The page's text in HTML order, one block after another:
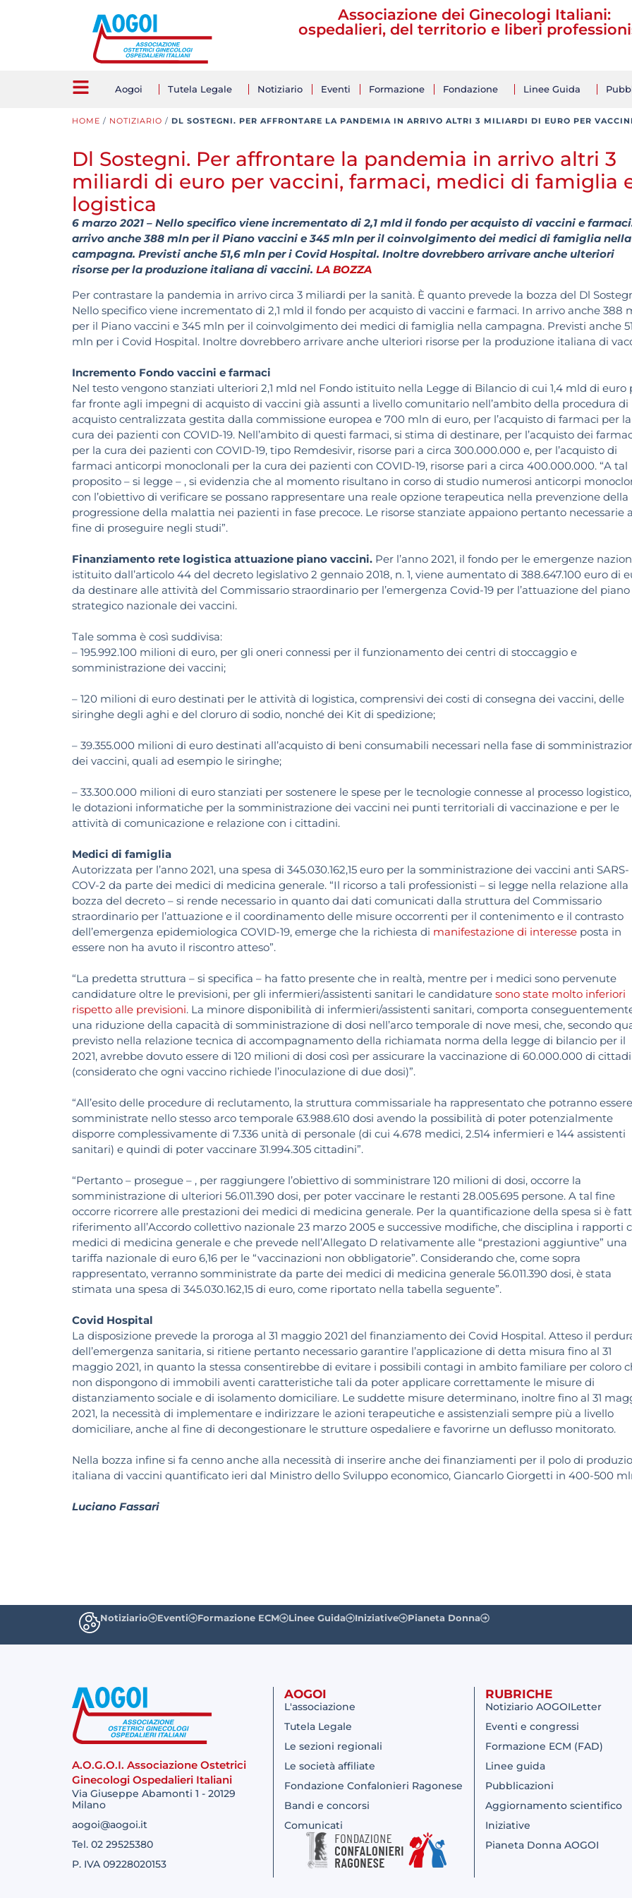
Associazione dei Ginecologi Italiani:
ospedalieri, del territorio e liberi
Aogoi Tutela Legale Notiziario Eventi Formazione Fondazione Linee Guida
HOME / NOTIZIARIO / DL SOSTEGNI. PER AFFRONTARE LA PANDEMIA IN ARRIVO ALTRI 3 MILIARDI DI EURO PER
Dl Sostegni. Per affrontare la pandemia in arrivo altri 3
miliardi di euro per vaccini, farmaci, medici di famiglia
logistica
6 marzo 2021 – Nello specifico viene incrementato di 2,1 mld il fondo per acquisto di vaccini e
arrivo anche 388 mln per il Piano vaccini e 345 mln per il coinvolgimento dei medici di famiglia nella
campagna. Previsti anche 51,6 mln per i Covid Hospital. Inoltre dovrebbero arrivare anche ulteriori
risorse per la produzione italiana di vaccini. LA BOZZA
Per contrastare la pandemia in arrivo circa 3 miliardi per la sanità. È quanto prevede la bozza del Dl
Nello specifico viene incrementato di 2,1 mld il fondo per acquisto di vaccini e farmaci. In arrivo anche 388
per il Piano vaccini e 345 mln per il coinvolgimento dei medici di famiglia nella campagna. Previsti anche
mln per i Covid Hospital. Inoltre dovrebbero arrivare anche ulteriori risorse per la produzione italiana di
Incremento Fondo vaccini e farmaci
Nel testo vengono stanziati ulteriori 2,1 mld nel Fondo istituito nella Legge di Bilancio di cui 1,4 mld di euro
far fronte agli impegni di acquisto di vaccini già assunti a livello comunitario nell’ambito della procedura di
acquisto centralizzata gestita dalla commissione europea e 700 mln di euro, per l’acquisto di farmaci per la
cura dei pazienti con COVID-19. Nell’ambito di questi farmaci, si stima di destinare, per l’acquisto dei
per la cura dei pazienti con COVID-19, tipo Remdesivir, risorse pari a circa 300.000.000 e, per l’acquisto di
farmaci anticorpi monoclonali per la cura dei pazienti con COVID-19, risorse pari a circa 400.000.000. “A tal
proposito – si legge – , si evidenzia che al momento risultano in corso di studio numerosi anticorpi
con l’obiettivo di verificare se possano rappresentare una reale opzione terapeutica nella prevenzione della
progressione della malattia nei pazienti in fase precoce. Le risorse stanziate appaiono pertanto necessarie
fine di proseguire negli studi”.
Finanziamento rete logistica attuazione piano vaccini. Per l’anno 2021, il fondo per le emergenze
istituito dall’articolo 44 del decreto legislativo 2 gennaio 2018, n. 1, viene aumentato di 388.647.100 euro di
da destinare alle attività del Commissario straordinario per l’emergenza Covid-19 per l’attuazione del piano
strategico nazionale dei vaccini.
Tale somma è così suddivisa:
– 195.992.100 milioni di euro, per gli oneri connessi per il funzionamento dei centri di stoccaggio e
somministrazione dei vaccini;
– 120 milioni di euro destinati per le attività di logistica, comprensivi dei costi di consegna dei vaccini, delle
siringhe degli aghi e del cloruro di sodio, nonché dei Kit di spedizione;
– 39.355.000 milioni di euro destinati all’acquisto di beni consumabili necessari nella fase di
dei vaccini, quali ad esempio le siringhe;
– 33.300.000 milioni di euro stanziati per sostenere le spese per le tecnologie connesse al processo
le dotazioni informatiche per la somministrazione dei vaccini nei punti territoriali di vaccinazione e per le
attività di comunicazione e relazione con i cittadini.
Medici di famiglia
Autorizzata per l’anno 2021, una spesa di 345.030.162,15 euro per la somministrazione dei vaccini anti SARS-
COV-2 da parte dei medici di medicina generale. “Il ricorso a tali professionisti – si legge nella relazione alla
bozza del decreto – si rende necessario in quanto dai dati comunicati dalla struttura del Commissario
straordinario per l’attuazione e il coordinamento delle misure occorrenti per il contenimento e il contrasto
dell’emergenza epidemiologica COVID-19, emerge che la richiesta di manifestazione di interesse posta in
essere non ha avuto il riscontro atteso”.
“La predetta struttura – si specifica – ha fatto presente che in realtà, mentre per i medici sono pervenute
candidature oltre le previsioni, per gli infermieri/assistenti sanitari le candidature sono state molto inferiori
rispetto alle previsioni. La minore disponibilità di infermieri/assistenti sanitari, comporta
una riduzione della capacità di somministrazione di dosi nell’arco temporale di nove mesi, che, secondo
previsto nella relazione tecnica di accompagnamento della richiamata norma della legge di bilancio per il
2021, avrebbe dovuto essere di 120 milioni di dosi così per assicurare la vaccinazione di 60.000.000 di
(considerato che ogni vaccino richiede l’inoculazione di due dosi)”.
“All’esito delle procedure di reclutamento, la struttura commissariale ha rappresentato che potranno essere
somministrate nello stesso arco temporale 63.988.610 dosi avendo la possibilità di poter potenzialmente
disporre complessivamente di 7.336 unità di personale (di cui 4.678 medici, 2.514 infermieri e 144 assistenti
sanitari) e quindi di poter vaccinare 31.994.305 cittadini”.
“Pertanto – prosegue – , per raggiungere l’obiettivo di somministrare 120 milioni di dosi, occorre la
somministrazione di ulteriori 56.011.390 dosi, per poter vaccinare le restanti 28.005.695 persone. A tal fine
occorre ricorrere alle prestazioni dei medici di medicina generale. Per la quantificazione della spesa si è
riferimento all’Accordo collettivo nazionale 23 marzo 2005 e successive modifiche, che disciplina i rapporti
medici di medicina generale e che prevede nell’Allegato D relativamente alle “prestazioni aggiuntive” una
tariffa nazionale di euro 6,16 per le “vaccinazioni non obbligatorie”. Considerando che, come sopra
rappresentato, verranno somministrate da parte dei medici di medicina generale 56.011.390 dosi, è stata
stimata una spesa di 345.030.162,15 di euro, come riportato nella tabella seguente”.
Covid Hospital
La disposizione prevede la proroga al 31 maggio 2021 del finanziamento dei Covid Hospital. Atteso il
dell’emergenza sanitaria, si ritiene pertanto necessario garantire l’applicazione di detta misura fino al 31
maggio 2021, in quanto la stessa consentirebbe di evitare i possibili contagi in ambito familiare per coloro
non dispongono di immobili aventi caratteristiche tali da poter applicare correttamente le misure di
distanziamento sociale e di isolamento domiciliare. Le suddette misure determinano, inoltre fino al 31
2021, la necessità di implementare e indirizzare le azioni terapeutiche e assistenziali sempre più a livello
domiciliare, anche al fine di decongestionare le strutture ospedaliere e favorirne un deflusso monitorato.
Nella bozza infine si fa cenno anche alla necessità di inserire anche dei finanziamenti per il polo di
italiana di vaccini quantificato ieri dal Ministro dello Sviluppo economico, Giancarlo Giorgetti in 400-500
Luciano Fassari
Notiziario Eventi Formazione ECM Linee Guida Iniziative Pianeta Donna
A.O.G.O.I. Associazione Ostetrici
Ginecologi Ospedalieri Italiani
Via Giuseppe Abamonti 1 - 20129
Milano
aogoi@aogoi.it
Tel. 02 29525380
P. IVA 09228020153
AOGOI
L'associazione
Tutela Legale
Le sezioni regionali
Le società affiliate
Fondazione Confalonieri Ragonese
Bandi e concorsi
Comunicati
RUBRICHE
Notiziario AOGOILetter
Eventi e congressi
Formazione ECM (FAD)
Linee guida
Pubblicazioni
Aggiornamento scientifico
Iniziative
Pianeta Donna AOGOI